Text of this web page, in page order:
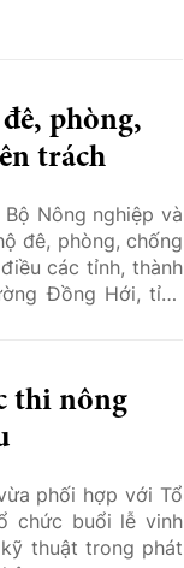
phòng,
trách
Nông nghiệp và
đê, phòng, chống
các tỉnh, thành
Đồng Hới, tỉnh
thi nông
phối hợp với Tổ
chức buổi lễ vinh
thuật trong phát